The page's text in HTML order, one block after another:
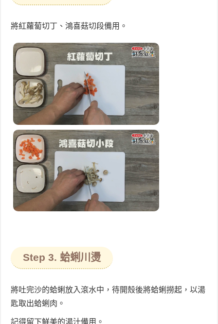
將紅蘿蔔切丁、鴻喜菇切段備用。
Step 3. 蛤蜊川燙
將吐完沙的蛤蜊放入滾水中，待開殼後將蛤蜊撈起，以湯
匙取出蛤蜊肉。
記得留下鮮美的湯汁備用。